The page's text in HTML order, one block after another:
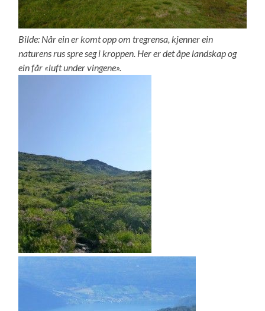
Bilde: Når ein er komt opp om tregrensa, kjenner ein
naturens rus spre seg i kroppen. Her er det åpe landskap og
ein får «luft under vingene».